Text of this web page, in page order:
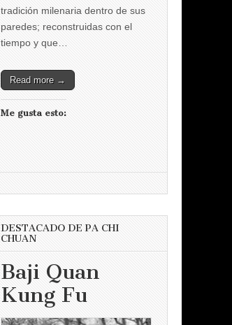
tradición milenaria dentro de sus
paredes; reconstruidas con el
tiempo y que…
Read more →
Me gusta esto:
DESTACADO DE PA CHI
CHUAN
Baji Quan
Kung Fu